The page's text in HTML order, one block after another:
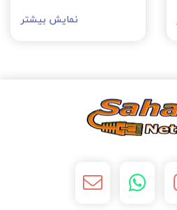
نمایش بیشتر